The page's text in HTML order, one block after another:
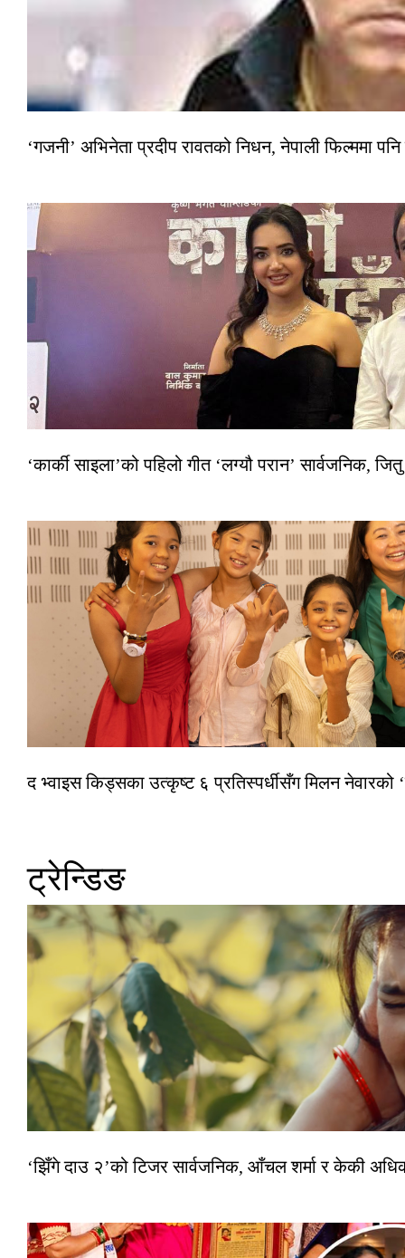
‘गजनी’ अभिनेता प्रदीप रावतको निधन, नेपाली फिल्ममा
‘कार्की साइला’को पहिलो गीत ‘लग्यौ परान’ सार्वजनिक,
द भ्वाइस किड्सका उत्कृष्ट ६ प्रतिस्पर्धीसँग मिलन नेवारको
ट्रेन्डिङ
‘झिँगे दाउ २’को टिजर सार्वजनिक, आँचल शर्मा र केकी